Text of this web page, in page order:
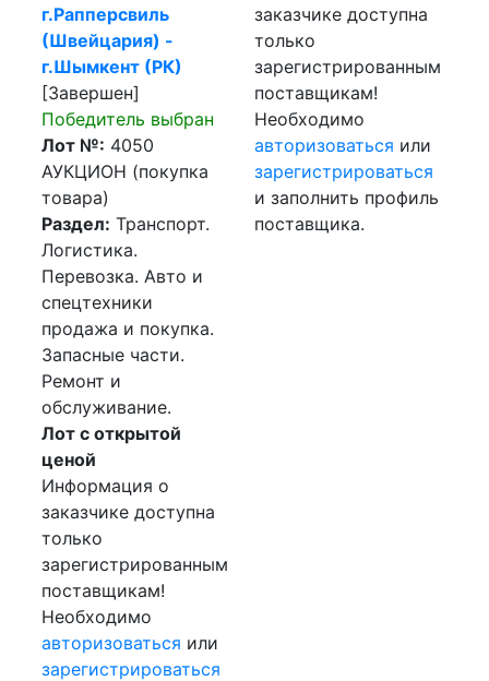
г.Рапперсвиль
(Швейцария) -
г.Шымкент (РК)
[Завершен]
Победитель выбран
Лот №: 4050
АУКЦИОН (покупка
товара)
Раздел: Транспорт.
Логистика.
Перевозка. Авто и
спецтехники
продажа и покупка.
Запасные части.
Ремонт и
обслуживание.
Лот с открытой
ценой
Информация о
заказчике доступна
только
зарегистрированным
поставщикам!
Необходимо
авторизоваться или
зарегистрироваться
заказчике доступна
только
зарегистрированным
поставщикам!
Необходимо
авторизоваться или
зарегистрироваться
и заполнить профиль
поставщика.